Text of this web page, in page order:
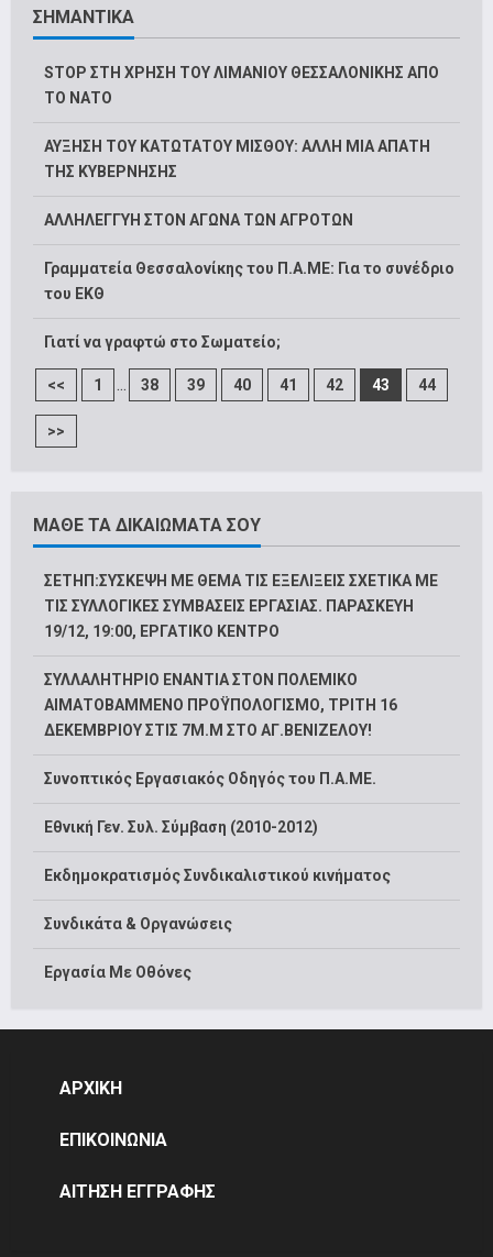
ΣΗΜΑΝΤΙΚΑ
STOP ΣΤΗ ΧΡΗΣΗ ΤΟΥ ΛΙΜΑΝΙΟΥ ΘΕΣΣΑΛΟΝΙΚΗΣ ΑΠΟ
ΤΟ ΝΑΤΟ
ΑΥΞΗΣΗ ΤΟΥ ΚΑΤΩΤΑΤΟΥ ΜΙΣΘΟΥ: ΑΛΛΗ ΜΙΑ ΑΠΑΤΗ
ΤΗΣ ΚΥΒΕΡΝΗΣΗΣ
ΑΛΛΗΛΕΓΓΥΗ ΣΤΟΝ ΑΓΩΝΑ ΤΩΝ ΑΓΡΟΤΩΝ
Γραμματεία Θεσσαλονίκης του Π.Α.ΜΕ: Για το συνέδριο
του ΕΚΘ
Γιατί να γραφτώ στο Σωματείο;
<< 1 ... 38 39 40 41 42 43 44
>>
ΜΑΘΕ ΤΑ ΔΙΚΑΙΩΜΑΤΑ ΣΟΥ
ΣΕΤΗΠ:ΣΥΣΚΕΨΗ ΜΕ ΘΕΜΑ ΤΙΣ ΕΞΕΛΙΞΕΙΣ ΣΧΕΤΙΚΑ ΜΕ
ΤΙΣ ΣΥΛΛΟΓΙΚΕΣ ΣΥΜΒΑΣΕΙΣ ΕΡΓΑΣΙΑΣ. ΠΑΡΑΣΚΕΥΗ
19/12, 19:00, ΕΡΓΑΤΙΚΟ ΚΕΝΤΡΟ
ΣΥΛΛΑΛΗΤΗΡΙΟ ΕΝΑΝΤΙΑ ΣΤΟΝ ΠΟΛΕΜΙΚΟ
ΑΙΜΑΤΟΒΑΜΜΕΝΟ ΠΡΟΫΠΟΛΟΓΙΣΜΟ, ΤΡΙΤΗ 16
ΔΕΚΕΜΒΡΙΟΥ ΣΤΙΣ 7Μ.Μ ΣΤΟ ΑΓ.ΒΕΝΙΖΕΛΟΥ!
Συνοπτικός Εργασιακός Οδηγός του Π.Α.ΜΕ.
Εθνική Γεν. Συλ. Σύμβαση (2010-2012)
Εκδημοκρατισμός Συνδικαλιστικού κινήματος
Συνδικάτα & Οργανώσεις
Εργασία Με Οθόνες
ΑΡΧΙΚΗ
ΕΠΙΚΟΙΝΩΝΙΑ
ΑΙΤΗΣΗ ΕΓΓΡΑΦΗΣ